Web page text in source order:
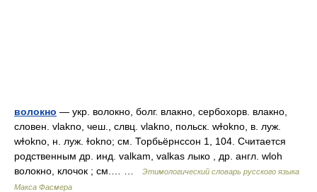
волокно — укр. волокно, болг. влакно, сербохорв. влакно,
словен. vlakno, чеш., слвц. vlakno, польск. wɫokno, в. луж.
wɫokno, н. луж. ɫokno; см. Торбьёрнссон 1, 104. Считается
родственным др. инд. valkam, valkas лыко , др. англ. wloh
волокно, клочок ; см.… …
Этимологический словарь русского языка
Макса Фасмера